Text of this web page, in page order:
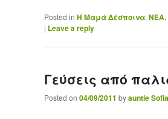
Posted in Η Μαμά Δέσποινα, ΝΕΑ,
| Leave a reply
Γεύσεις από
Posted on 04/09/2011 byauntie Sofia